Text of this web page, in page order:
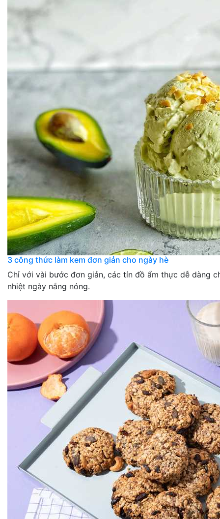
3 công thức làm kem đơn giản cho ngày hè
Chỉ với vài bước đơn giản, các tín đồ ẩm thực dễ dàng
nhiệt ngày nắng nóng.